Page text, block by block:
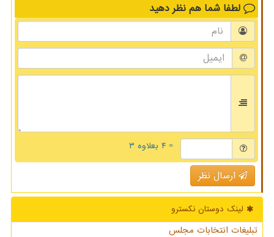
لطفا شما هم نظر دهید
= ۴ بعلاوه ۳
ارسال نظر
لینک دوستان نكسترو
تبلیغات انتخابات مجلس